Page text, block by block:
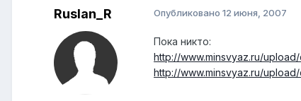
Ruslan_R Опубликовано 12 июня, 2007
Пока никто:
http://www.minsvyaz.ru/
http://www.minsvyaz.ru/